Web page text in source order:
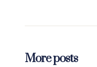
More posts